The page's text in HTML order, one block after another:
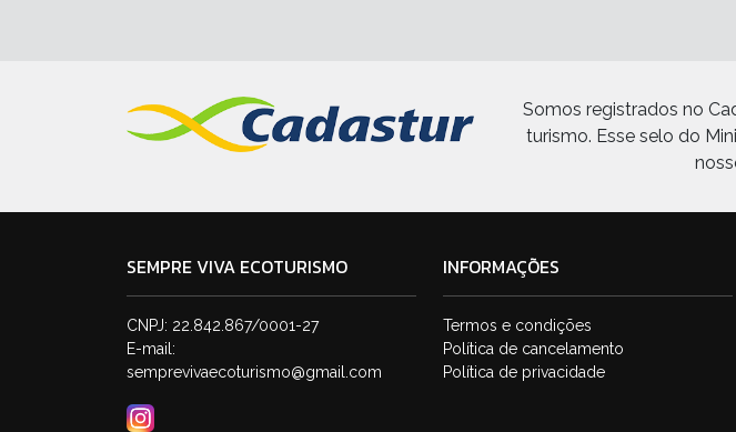
Somos registrados no
turismo. Esse selo do
SEMPRE VIVA ECOTURISMO
CNPJ: 22.842.867/0001-27
E-mail:
semprevivaecoturismo@gmail.com
INFORMAÇÕES
Termos e condições
Política de cancelamento
Política de privacidade